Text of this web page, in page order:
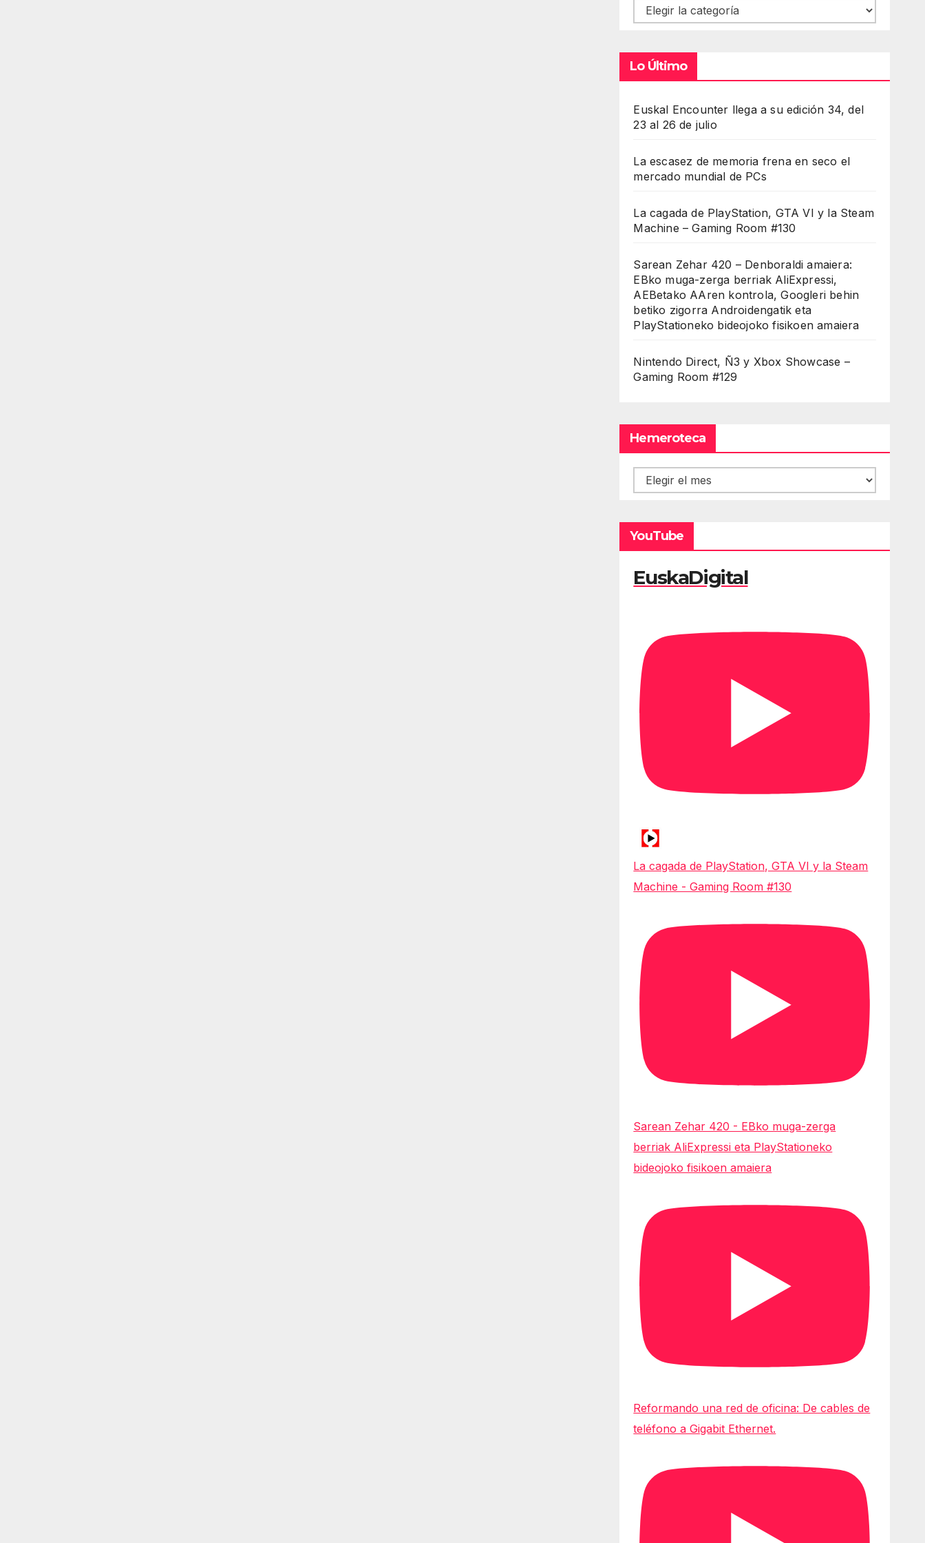
Contenidos
Lo Último
Euskal Encounter llega a su edición 34, del
23 al 26 de julio
La escasez de memoria frena en seco el
mercado mundial de PCs
La cagada de PlayStation, GTA VI y la Steam
Machine – Gaming Room #130
Sarean Zehar 420 – Denboraldi amaiera:
EBko muga-zerga berriak AliExpressi,
AEBetako AAren kontrola, Googleri behin
betiko zigorra Androidengatik eta
PlayStationeko bideojoko fisikoen amaiera
Nintendo Direct, Ñ3 y Xbox Showcase –
Gaming Room #129
Hemeroteca
Hemeroteca
YouTube
EuskaDigital
La cagada de PlayStation, GTA VI y la Steam
Machine - Gaming Room #130
Sarean Zehar 420 - EBko muga-zerga
berriak AliExpressi eta PlayStationeko
bideojoko fisikoen amaiera
Reformando una red de oficina: De cables de
teléfono a Gigabit Ethernet.